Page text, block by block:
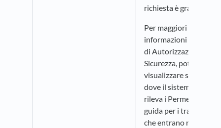
richiesta è gratuito.
Per maggiori
informazioni sul
di Autorizzazioni di
Sicurezza, potete
visualizzare sulla
dove il sistema è
rileva i Permessi HGV
guida per i
che entrano nel